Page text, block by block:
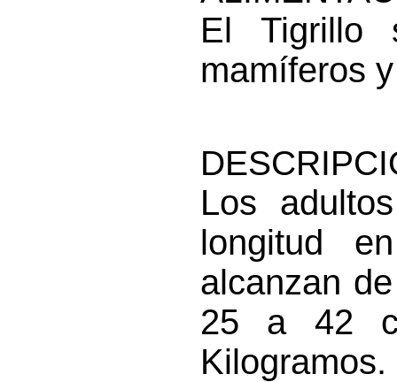
El Tigrillo
mamíferos
Los
longitud
alcanzan
25 a 42
Kilogramos.